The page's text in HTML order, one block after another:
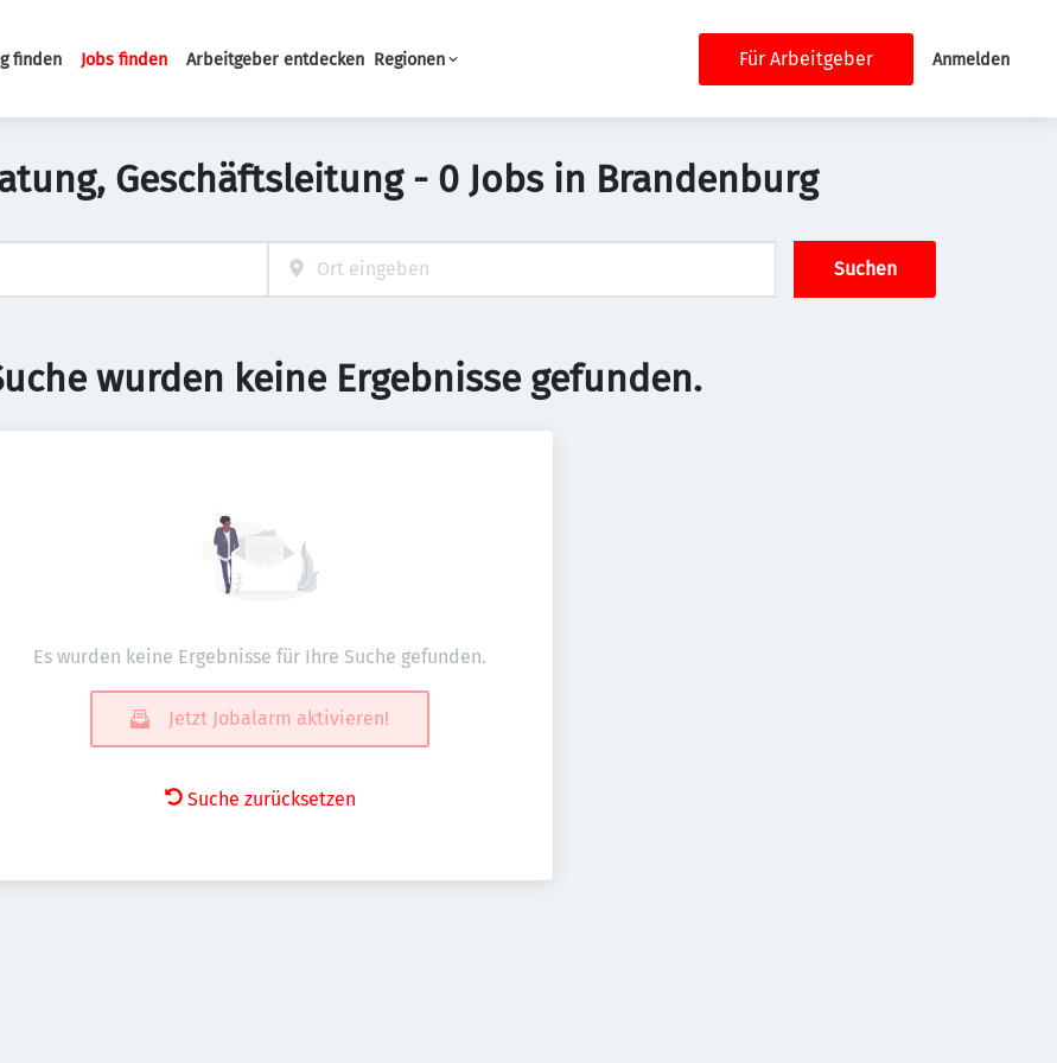
Haupt-Navigation
finden Jobs finden Arbeitgeber entdecken Regionen Für Arbeitgeber Anmelden
Geschäftsleitung - 0 Jobs in Brandenburg
Suchen
wurden keine Ergebnisse gefunden.
Es wurden keine Ergebnisse für Ihre Suche gefunden.
Jetzt Jobalarm aktivieren!
Suche zurücksetzen